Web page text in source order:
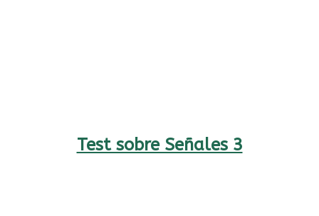
Test sobre Señales 3